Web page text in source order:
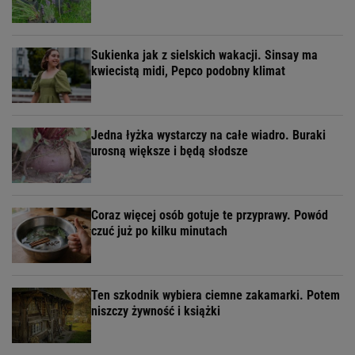
Sukienka jak z sielskich wakacji. Sinsay ma
kwiecistą midi, Pepco podobny klimat
Jedna łyżka wystarczy na całe wiadro. Buraki
urosną większe i będą słodsze
Coraz więcej osób gotuje te przyprawy. Powód
czuć już po kilku minutach
Ten szkodnik wybiera ciemne zakamarki. Potem
niszczy żywność i książki